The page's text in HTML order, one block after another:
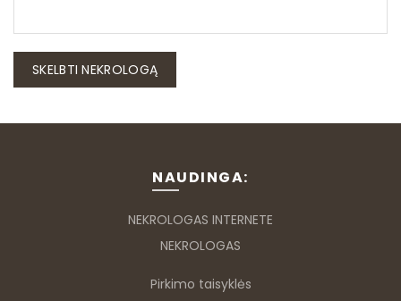
NAUDINGA:
NEKROLOGAS INTERNETE
NEKROLOGAS
Pirkimo taisyklės